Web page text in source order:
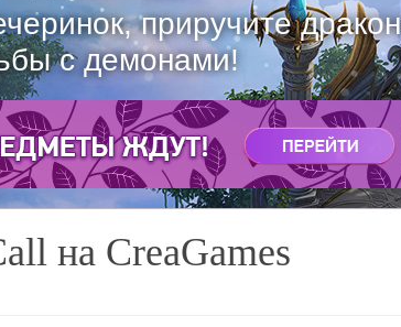
приручите
с демонами!
на CreaGames